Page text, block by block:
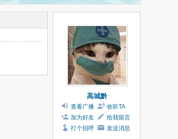
高城黔
查看广播
收听TA
加为好友
给我留言
打个招呼
发送消息